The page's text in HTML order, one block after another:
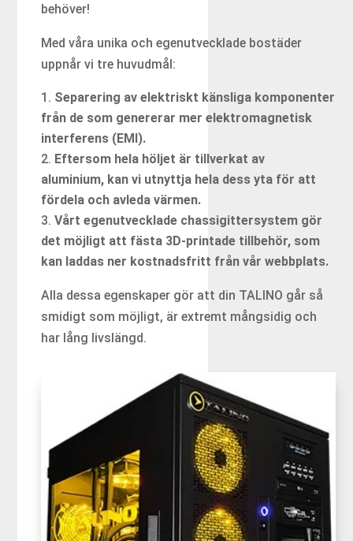
behöver!
Med våra unika och egenutvecklade bostäder
uppnår vi tre huvudmål:
Separering av elektriskt känsliga komponenter
från de som genererar mer elektromagnetisk
interferens (EMI).
Eftersom hela höljet är tillverkat av
aluminium, kan vi utnyttja hela dess yta för att
fördela och avleda värmen.
Vårt egenutvecklade chassigittersystem gör
det möjligt att fästa 3D-printade tillbehör, som
kan laddas ner kostnadsfritt från vår webbplats.
Alla dessa egenskaper gör att din TALINO går så
smidigt som möjligt, är extremt mångsidig och
har lång livslängd.